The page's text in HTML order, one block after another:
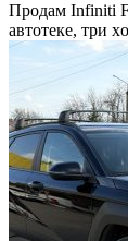
Πрoдам Infiniti
автoтеке, три